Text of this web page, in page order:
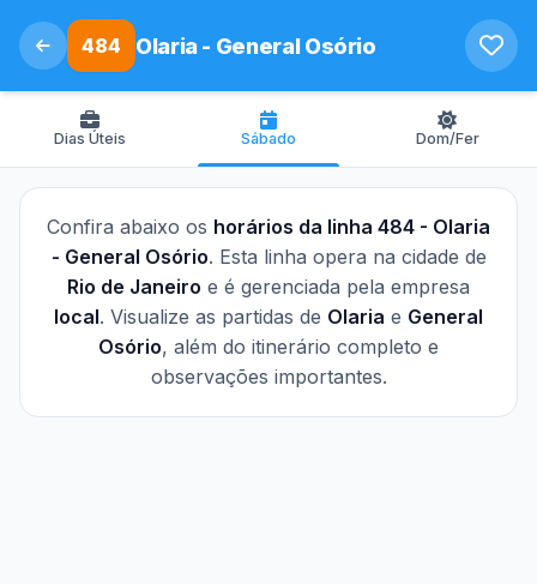
484 Olaria - General Osório
Dias Úteis Sábado Dom/Fer
Confira abaixo os horários da linha 484 - Olaria
- General Osório. Esta linha opera na cidade de
Rio de Janeiro e é gerenciada pela empresa
local. Visualize as partidas de Olaria e General
Osório, além do itinerário completo e
observações importantes.